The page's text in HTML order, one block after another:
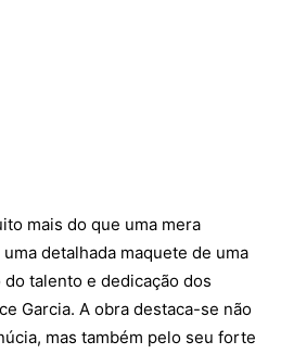
Seia
o Jornal
Contactos
mais do que uma mera
detalhada maquete de uma
talento e dedicação dos
Garcia. A obra destaca-se não
mas também pelo seu forte